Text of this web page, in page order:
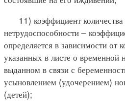
11) коэффициент количества
нетрудоспособности –
определяется в зависимости от
указанных в листе о временной
выданном в связи с
усыновлением (удочерением)
(детей);